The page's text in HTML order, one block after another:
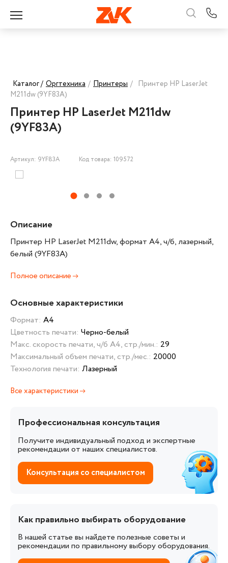
Каталог / Оргтехника / Принтеры / Принтер HP LaserJet
M211dw (9YF83A)
Принтер HP LaserJet M211dw
(9YF83A)
Артикул: 9YF83A Код товара: 109572
Описание
Принтер HP LaserJet M211dw, формат А4, ч/б, лазерный,
белый (9YF83A)
Полное описание
Основные характеристики
Формат: А4
Цветность печати: Черно-белый
Макс. скорость печати, ч/б А4, стр./мин.: 29
Максимальный объем печати, стр./мес.: 20000
Технология печати: Лазерный
Все характеристики
Профессиональная консультация
Получите индивидуальный подход и экспертные
рекомендации от наших специалистов.
Консультация со специалистом
Как правильно выбирать оборудование
В нашей статье вы найдете полезные советы и
рекомендации по правильному выбору оборудования.